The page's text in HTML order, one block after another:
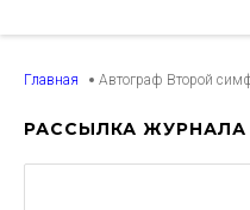
Главная Автограф Второй
РАССЫЛКА ЖУРНАЛА